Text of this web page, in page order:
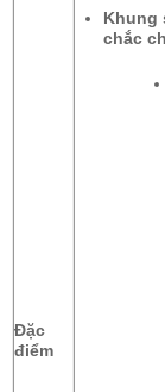
Đặc
điểm
Khung
chắc